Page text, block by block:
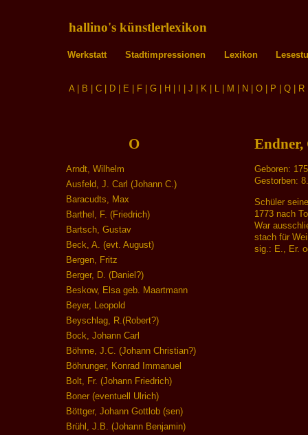
hallino's künstlerlexikon
Werkstatt Stadtimpressionen Lexikon
A| B C D E F G H J K L M N O P Q R
O
Arndt, Wilhelm
Ausfeld, J. Carl (Johann C.)
Baracudts, Max
Barthel, F. (Friedrich)
Bartsch, Gustav
Beck, A. (evt. August)
Bergen, Fritz
Berger, D. (Daniel?)
Beskow, Elsa geb. Maartmann
Beyer, Leopold
Beyschlag, R.(Robert?)
Bock, Johann Carl
Böhme, J.C. (Johann Christian?)
Böhrunger, Konrad Immanuel
Bolt, Fr. (Johann Friedrich)
Boner (eventuell Ulrich)
Böttger, Johann Gottlob (sen)
Brühl, J.B. (Johann Benjamin)
Endner,
Geboren:
Gestorben:
Schüler
1773 nach
War
stach für
sig.: E., Er.